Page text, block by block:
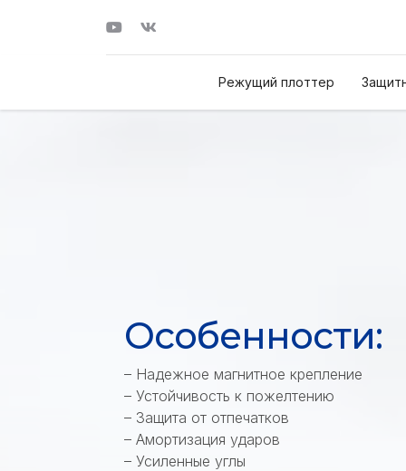
Режущий плоттер
Особенности:
– Надежное магнитное крепление
– Устойчивость к пожелтению
– Защита от отпечатков
– Амортизация ударов
– Усиленные углы